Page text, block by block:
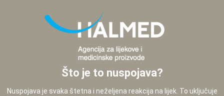
Što je to nuspojava?
Nuspojava je svaka štetna i neželjena reakcija na lijek. To uključuje